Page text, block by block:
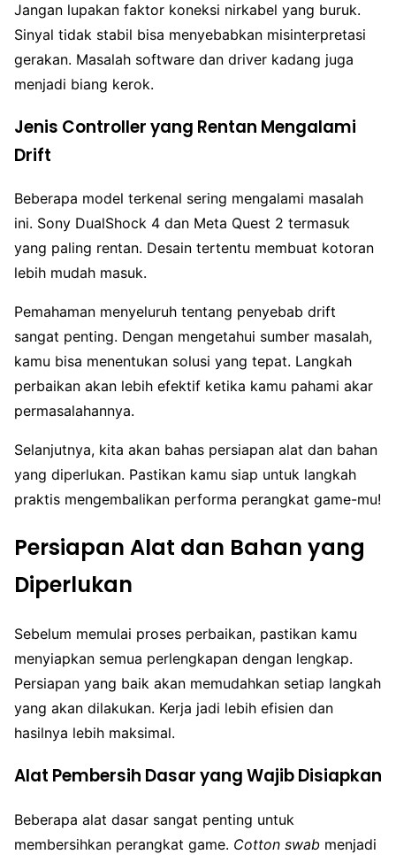
Jangan lupakan faktor koneksi nirkabel yang buruk.
Sinyal tidak stabil bisa menyebabkan misinterpretasi
gerakan. Masalah software dan driver kadang juga
menjadi biang kerok.
Jenis Controller yang Rentan Mengalami
Drift
Beberapa model terkenal sering mengalami masalah
ini. Sony DualShock 4 dan Meta Quest 2 termasuk
yang paling rentan. Desain tertentu membuat kotoran
lebih mudah masuk.
Pemahaman menyeluruh tentang penyebab drift
sangat penting. Dengan mengetahui sumber masalah,
kamu bisa menentukan solusi yang tepat. Langkah
perbaikan akan lebih efektif ketika kamu pahami akar
permasalahannya.
Selanjutnya, kita akan bahas persiapan alat dan bahan
yang diperlukan. Pastikan kamu siap untuk langkah
praktis mengembalikan performa perangkat game-mu!
Persiapan Alat dan Bahan yang
Diperlukan
Sebelum memulai proses perbaikan, pastikan kamu
menyiapkan semua perlengkapan dengan lengkap.
Persiapan yang baik akan memudahkan setiap langkah
yang akan dilakukan. Kerja jadi lebih efisien dan
hasilnya lebih maksimal.
Alat Pembersih Dasar yang Wajib Disiapkan
Beberapa alat dasar sangat penting untuk
membersihkan perangkat game. Cotton swab menjadi